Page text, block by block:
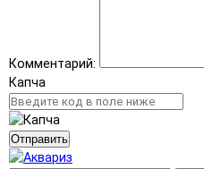
Комментарий:
Капча
Отправить